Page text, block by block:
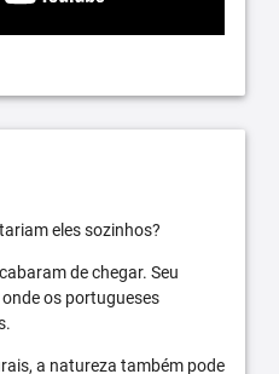
eles sozinhos?
de chegar. Seu
os portugueses
a natureza também pode